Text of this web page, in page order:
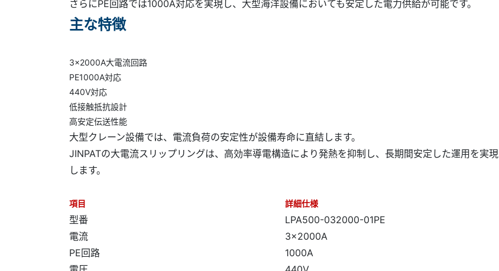
さらにPE回路では1000A対応を実現し、大型海洋設備においても安定した電力供給が可能です。
主な特徴
3×2000A大電流回路
PE1000A対応
440V対応
低接触抵抗設計
高安定伝送性能
大型クレーン設備では、電流負荷の安定性が設備寿命に直結します。
JINPATの大電流スリップリングは、高効率導電構造により発熱を抑制し、長期間安定した運用を実現
します。
項目 詳細仕様
型番
LPA500-032000-01PE
電流
3×2000A
PE回路
1000A